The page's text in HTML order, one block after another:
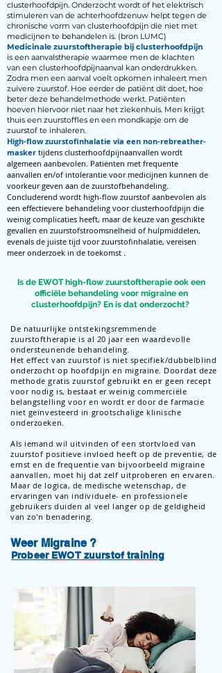
clusterhoofdpijn. Onderzocht wordt of het elektrisch
stimuleren van de achterhoofdzenuw helpt tegen de
chronische vorm van clusterhoofdpijn die niet met
medicijnen te behandelen is. (bron LUMC)
Medicinale zuurstoftherapie bij clusterhoofdpijn
is een aanvalstherapie waarmee men de klachten
van een clusterhoofdpijnaanval kan onderdrukken.
Zodra men een aanval voelt opkomen inhaleert men
zuivere zuurstof. Hoe eerder de patiënt dit doet, hoe
beter deze behandelmethode werkt. Patiënten
hoeven hiervoor niet naar het ziekenhuis. Men krijgt
thuis een zuurstoffles en een mondkapje om de
zuurstof te inhaleren.
High-flow zuurstofinhalatie via een non-rebreather-
masker tijdens clusterhoofdpijnaanvallen wordt
algemeen aanbevolen. Patiënten met frequente
aanvallen en/of intolerantie voor medicijnen kunnen de
voorkeur geven aan de zuurstofbehandeling.
Concluderend wordt high-flow zuurstof aanbevolen als
een effectievere behandeling voor clusterhoofdpijn die
weinig complicaties heeft, maar de keuze van geschikte
gevallen en zuurstofstroomsnelheid of hulpmiddelen,
evenals de juiste tijd voor zuurstofinhalatie, vereisen
meer onderzoek in de toekomst .
Is de EWOT high-flow zuurstoftherapie ook een
officiële behandeling voor migraine en
clusterhoofdpijn? En is dat onderzocht?
De natuurlijke ontstekingsremmende
zuurstoftherapie is al 20 jaar een waardevolle
ondersteunende behandeling.
Het effect van zuurstof is niet specifiek/dubbelblind
onderzocht op hoofdpijn en migraine. Doordat deze
methode gratis zuurstof gebruikt en er geen recept
voor nodig is, bestaat er weinig commerciële
belangstelling voor en wordt er door de farmacie
niet geïnvesteerd in grootschalige klinische
onderzoeken.
Als iemand wil uitvinden of een stortvloed van
zuurstof positieve invloed heeft op de preventie, de
ernst en de frequentie van bijvoorbeeld migraine
aanvallen, moet hij dat zelf uitproberen en ervaren.
Maar de logica, de medische wetenschap, de
ervaringen van individuele- en professionele
gebruikers duiden al veel langer op de geldigheid
van zo'n benadering.
Weer Migraine ?
Probeer EWOT zuurstof training